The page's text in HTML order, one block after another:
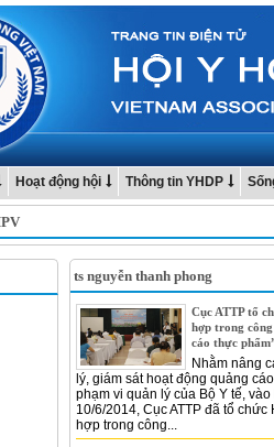
Hoạt động hội Thông tin YHDP
ts nguyễn thanh phong
Cục ATTP tổ
hợp trong
cáo thực
Nhằm nâng
lý, giám sát hoạt động quảng
phạm vi quản lý của Bộ Y tế,
10/6/2014, Cục ATTP đã tổ chức
hợp trong công...